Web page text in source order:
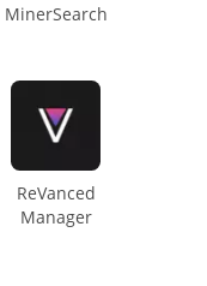
MinerSearch
ReVanced
Manager